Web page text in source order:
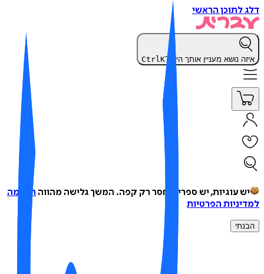
לתוכן הראשי
נושא מעניין אותך היום? Ctrl K
יש עוגיות, יש ספרים, חסר רק קפה.המשך גלישה מהווההסכמה
הפרטיות